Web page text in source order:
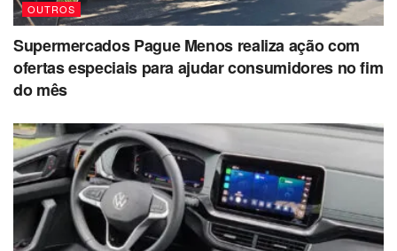
OUTROS
Supermercados Pague Menos realiza ação com
ofertas especiais para ajudar consumidores no fim
do mês